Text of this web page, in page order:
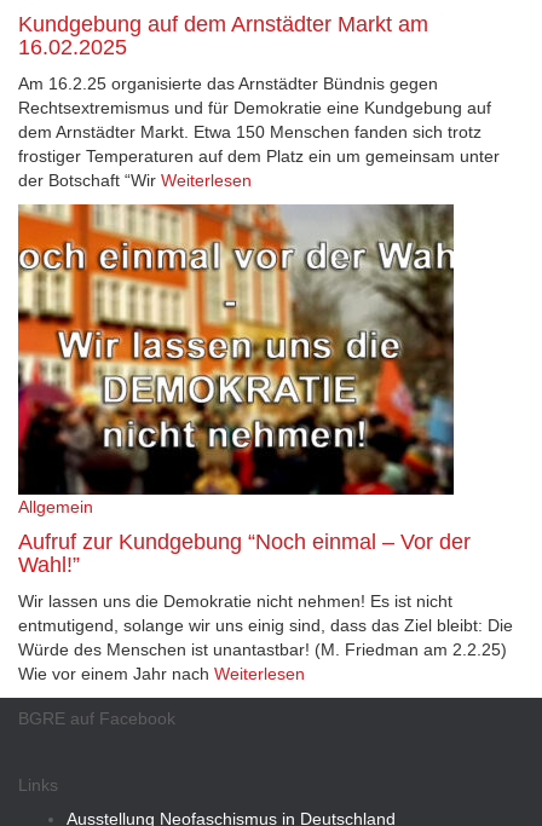
Kundgebung auf dem Arnstädter Markt am
16.02.2025
Am 16.2.25 organisierte das Arnstädter Bündnis gegen
Rechtsextremismus und für Demokratie eine Kundgebung auf
dem Arnstädter Markt. Etwa 150 Menschen fanden sich trotz
frostiger Temperaturen auf dem Platz ein um gemeinsam unter
der Botschaft “Wir Weiterlesen
Allgemein
Aufruf zur Kundgebung “Noch einmal – Vor der
Wahl!”
Wir lassen uns die Demokratie nicht nehmen! Es ist nicht
entmutigend, solange wir uns einig sind, dass das Ziel bleibt: Die
Würde des Menschen ist unantastbar! (M. Friedman am 2.2.25)
Wie vor einem Jahr nach Weiterlesen
BGRE auf Facebook
Links
Ausstellung Neofaschismus in Deutschland